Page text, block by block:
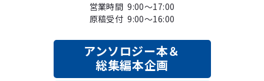
営業時間 9:00～17:00
原稿受付 9:00～16:00
アンソロジー本＆
総集編本企画